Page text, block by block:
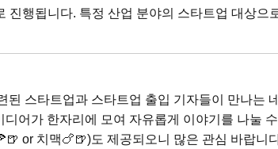
진행됩니다. 특정 산업 분야의 스타트업 대상으
된 스타트업과 스타트업 출입 기자들이 만나는
어가 한자리에 모여 자유롭게 이야기를 나눌
or 치맥🍗🍺)도 제공되오니 많은 관심 바랍니